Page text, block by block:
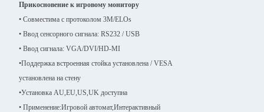
Прикосновение к игровому монитору
• Совместима с протоколом 3M/ELOs
• Ввод сенсорного сигнала: RS232 / USB
• Ввод сигнала: VGA/DVI/HD-MI
•Поддержка встроенная стойка установлена / VESA
установлена на стену
•Установка AU,EU,US,UK доступна
• Применение:Игровой автомат,Интерактивный